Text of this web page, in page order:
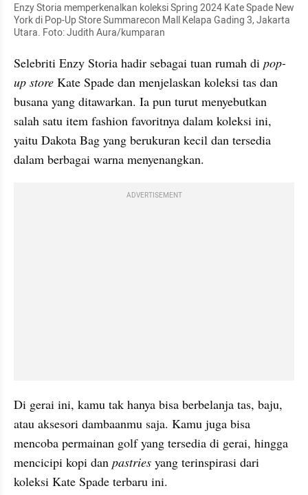
Enzy Storia memperkenalkan koleksi Spring 2024 Kate Spade New
York di Pop-Up Store Summarecon Mall Kelapa Gading 3, Jakarta
Utara. Foto: Judith Aura/kumparan
Selebriti Enzy Storia hadir sebagai tuan rumah di pop-
up store Kate Spade dan menjelaskan koleksi tas dan
busana yang ditawarkan. Ia pun turut menyebutkan
salah satu item fashion favoritnya dalam koleksi ini,
yaitu Dakota Bag yang berukuran kecil dan tersedia
dalam berbagai warna menyenangkan.
ADVERTISEMENT
Di gerai ini, kamu tak hanya bisa berbelanja tas, baju,
atau aksesori dambaanmu saja. Kamu juga bisa
mencoba permainan golf yang tersedia di gerai, hingga
mencicipi kopi dan pastries yang terinspirasi dari
koleksi Kate Spade terbaru ini.